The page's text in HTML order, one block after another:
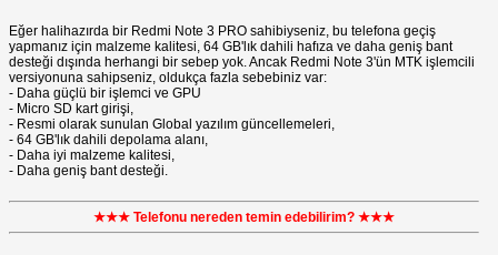
Eğer halihazırda bir Redmi Note 3 PRO sahibiyseniz, bu telefona geçiş
yapmanız için malzeme kalitesi, 64 GB'lık dahili hafıza ve daha geniş bant
desteği dışında herhangi bir sebep yok. Ancak Redmi Note 3'ün MTK işlemcili
versiyonuna sahipseniz, oldukça fazla sebebiniz var:
- Daha güçlü bir işlemci ve GPU
- Micro SD kart girişi,
- Resmi olarak sunulan Global yazılım güncellemeleri,
- 64 GB'lık dahili depolama alanı,
- Daha iyi malzeme kalitesi,
- Daha geniş bant desteği.
★★★ Telefonu nereden temin edebilirim? ★★★